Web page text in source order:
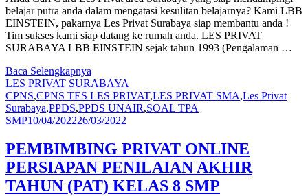
belajar putra anda dalam mengatasi kesulitan belajarnya? Kami LBB
EINSTEIN, pakarnya Les Privat Surabaya siap membantu anda !
Tim sukses kami siap datang ke rumah anda. LES PRIVAT
SURABAYA LBB EINSTEIN sejak tahun 1993 (Pengalaman …
Baca Selengkapnya
LES PRIVAT SURABAYA
CPNS,CPNS TES LES PRIVAT,LES PRIVAT SMA,Les Privat
Surabaya,PPDS,PPDS UNAIR,SOAL TPA
SMP10/04/202226/03/2022
PEMBIMBING PRIVAT ONLINE
PERSIAPAN PENILAIAN AKHIR
TAHUN (PAT) KELAS 8 SMP